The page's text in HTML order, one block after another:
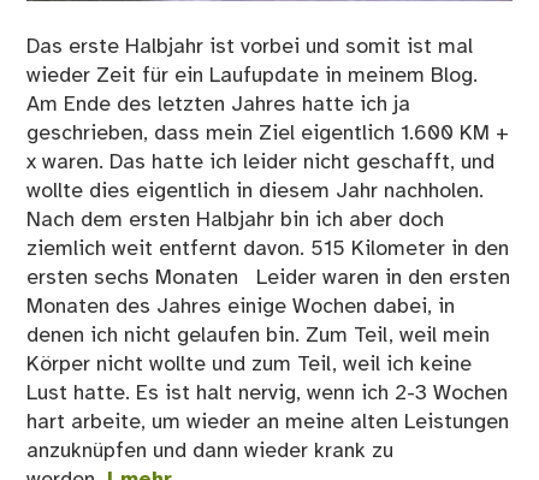
Das erste Halbjahr ist vorbei und somit ist mal
wieder Zeit für ein Laufupdate in meinem Blog.
Am Ende des letzten Jahres hatte ich ja
geschrieben, dass mein Ziel eigentlich 1.600 KM +
x waren. Das hatte ich leider nicht geschafft, und
wollte dies eigentlich in diesem Jahr nachholen.
Nach dem ersten Halbjahr bin ich aber doch
ziemlich weit entfernt davon. 515 Kilometer in den
ersten sechs Monaten Leider waren in den ersten
Monaten des Jahres einige Wochen dabei, in
denen ich nicht gelaufen bin. Zum Teil, weil mein
Körper nicht wollte und zum Teil, weil ich keine
Lust hatte. Es ist halt nervig, wenn ich 2-3 Wochen
hart arbeite, um wieder an meine alten Leistungen
anzuknüpfen und dann wieder krank zu